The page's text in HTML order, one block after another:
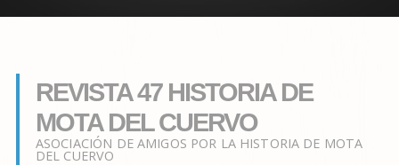
REVISTA 47 HISTORIA DE
MOTA DEL CUERVO
ASOCIACIÓN DE AMIGOS POR LA HISTORIA DE MOTA
DEL CUERVO